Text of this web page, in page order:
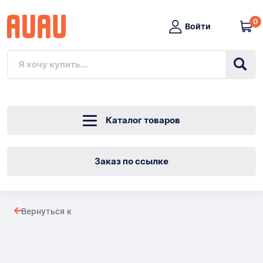
Войти
0
Каталог товаров
Заказ по ссылке
Вернуться к